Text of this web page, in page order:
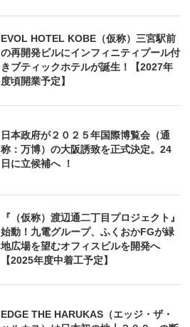
EVOL HOTEL KOBE（仮称）三宮駅前
の再開発ビルにインフィニティプール付
きブティックホテルが誕生！【2027年
度頃開業予定】
日本政府が２０２５年国際博覧会（通
称：万博）の大阪誘致を正式決定。24
日に立候補へ ！
『（仮称）渡辺通二丁目プロジェクト』
始動！九電グループ、ふくおかFGが緑
地広場を望むオフィスビルを開発へ
【2025年度中着工予定】
EDGE THE HARUKAS（エッジ・ザ・